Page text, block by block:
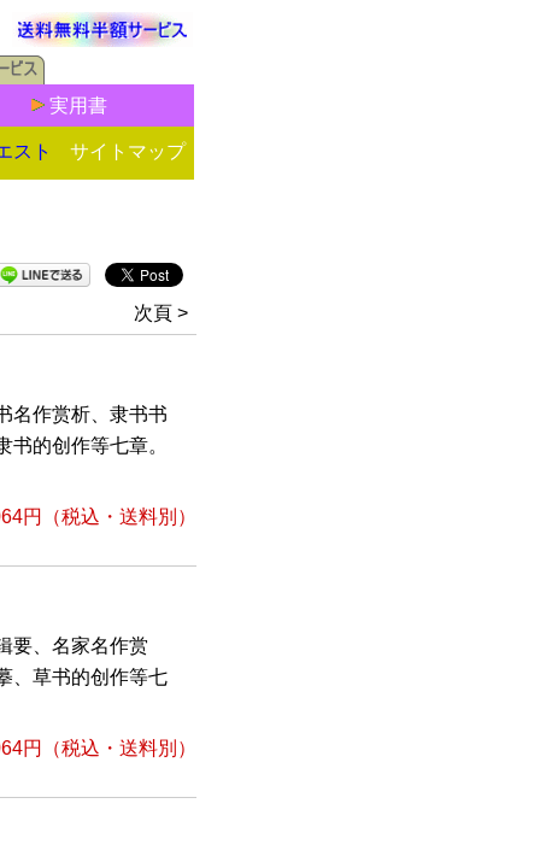
実用書
スト サイトマップ
次頁 >
名作赏析、隶书书
的创作等七章。
円 （税込・送料別）
要、名家名作赏
、草书的创作等七
円 （税込・送料別）